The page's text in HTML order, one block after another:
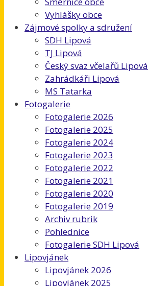
Vyhlášky obce
Zájmové spolky a sdružení
SDH Lipová
TJ Lipová
Český svaz včelařů Lipová
Zahrádkáři Lipová
MS Tatarka
Fotogalerie
Fotogalerie 2026
Fotogalerie 2025
Fotogalerie 2024
Fotogalerie 2023
Fotogalerie 2022
Fotogalerie 2021
Fotogalerie 2020
Fotogalerie 2019
Archiv rubrik
Pohlednice
Fotogalerie SDH Lipová
Lipovjánek
Lipovjánek 2026
Lipovjánek 2025